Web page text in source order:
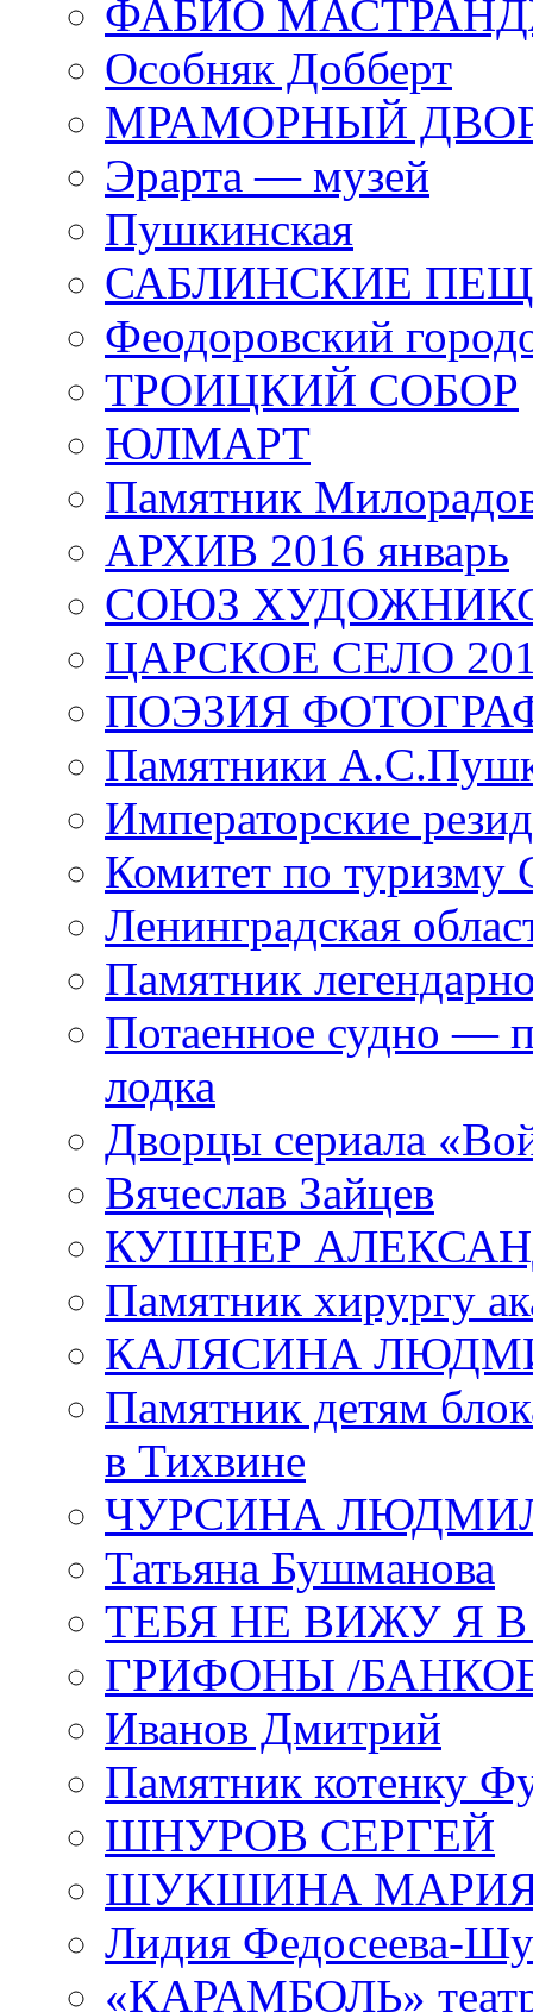
ФАБИО
Особняк Добберт
МРАМОРНЫЙ
Эрарта — музей
Пушкинская
САБЛИНСКИЕ
Феодоровский
ТРОИЦКИЙ СОБОР
ЮЛМАРТ
Памятник
АРХИВ 2016 январь
СОЮЗ
ЦАРСКОЕ СЕЛО
ПОЭЗИЯ
Памятники
Императорские
Комитет по туризму
Ленинградская
Памятник
Потаенное судно —
лодка
Дворцы сериала
Вячеслав Зайцев
КУШНЕР
Памятник хирургу
КАЛЯСИНА
Памятник детям
в Тихвине
ЧУРСИНА
Татьяна Бушманова
ТЕБЯ НЕ ВИЖУ Я
ГРИФОНЫ /
Иванов Дмитрий
Памятник котенку
ШНУРОВ СЕРГЕЙ
ШУКШИНА
Лидия Федосеева-
«КАРАМБОЛЬ»